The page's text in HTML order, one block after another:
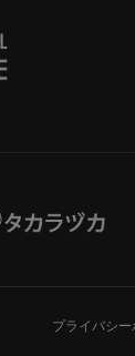
プライバシ